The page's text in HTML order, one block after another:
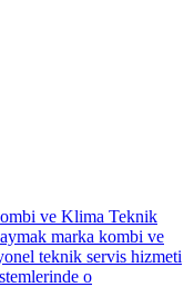
ve Klima Teknik
marka kombi ve
teknik servis hizmeti
o